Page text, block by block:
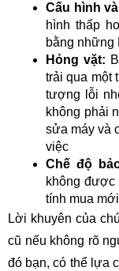
Cấu hình
hình thấp
bằng những
Hỏng vặt:
trải qua một
tượng lỗi
không phải
sửa máy và
việc
Chế độ
không được
tính mua
Lời khuyên của
cũ nếu không rõ
đó bạn, có thể lựa